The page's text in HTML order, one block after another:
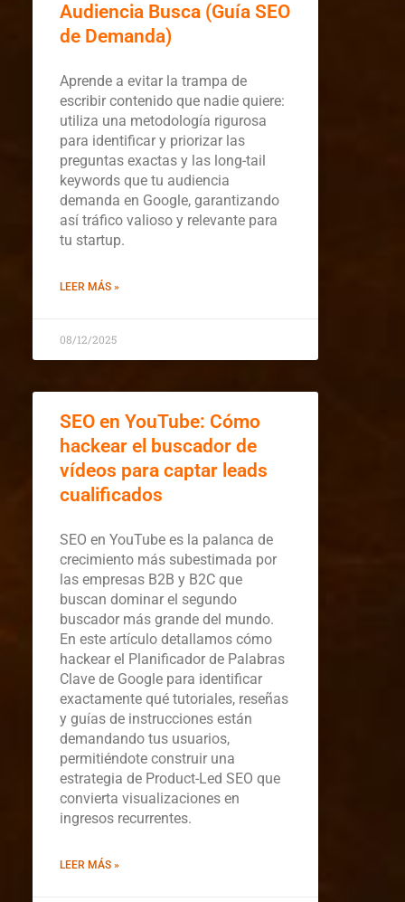
Audiencia Busca (Guía SEO
de Demanda)
Aprende a evitar la trampa de
escribir contenido que nadie quiere:
utiliza una metodología rigurosa
para identificar y priorizar las
preguntas exactas y las long-tail
keywords que tu audiencia
demanda en Google, garantizando
así tráfico valioso y relevante para
tu startup.
LEER MÁS »
08/12/2025
SEO en YouTube: Cómo
hackear el buscador de
vídeos para captar leads
cualificados
SEO en YouTube es la palanca de
crecimiento más subestimada por
las empresas B2B y B2C que
buscan dominar el segundo
buscador más grande del mundo.
En este artículo detallamos cómo
hackear el Planificador de Palabras
Clave de Google para identificar
exactamente qué tutoriales, reseñas
y guías de instrucciones están
demandando tus usuarios,
permitiéndote construir una
estrategia de Product-Led SEO que
convierta visualizaciones en
ingresos recurrentes.
LEER MÁS »